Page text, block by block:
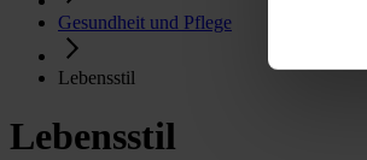
Gesundheit und Pflege
Lebensstil
Lebensstil